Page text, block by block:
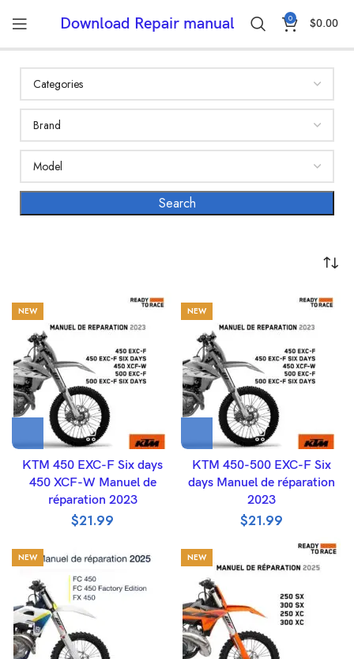
Download Repair manual 0 $0.00
NEW
KTM 450 EXC-F Six days
450 XCF-W Manuel de
réparation 2023
$21.99
NEW
KTM 450-500 EXC-F Six
days Manuel de réparation
2023
$21.99
NEW NEW